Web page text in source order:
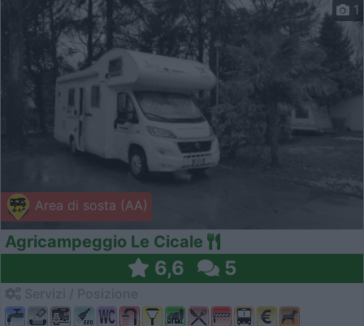
Area di sosta (AA)
1
Agricampeggio Le Cicale
6,6 5